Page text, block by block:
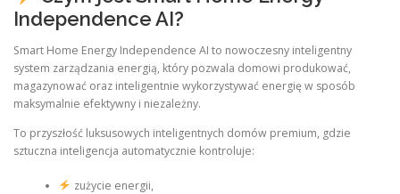
Independence AI?
Smart Home Energy Independence AI to nowoczesny inteligentny
system zarządzania energią, który pozwala domowi produkować,
magazynować oraz inteligentnie wykorzystywać energię w sposób
maksymalnie efektywny i niezależny.
To przyszłość luksusowych inteligentnych domów premium, gdzie
sztuczna inteligencja automatycznie kontroluje:
zużycie energii,